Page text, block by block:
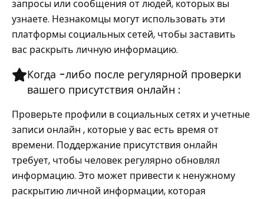
запросы или сообщения от людей, которых вы
узнаете. Незнакомцы могут использовать эти
платформы социальных сетей, чтобы заставить
вас раскрыть личную информацию.
Когда -либо после регулярной проверки
вашего присутствия онлайн :
Проверьте профили в социальных сетях и учетные
записи онлайн , которые у вас есть время от
времени. Поддержание присутствия онлайн
требует, чтобы человек регулярно обновлял
информацию. Это может привести к ненужному
раскрытию личной информации, которая